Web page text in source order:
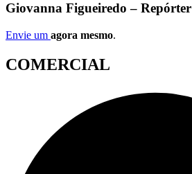
Giovanna Figueiredo – Repórter
Envie um agora mesmo.
COMERCIAL